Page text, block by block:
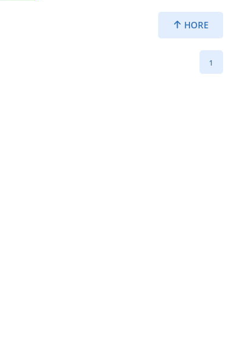
HORE
1